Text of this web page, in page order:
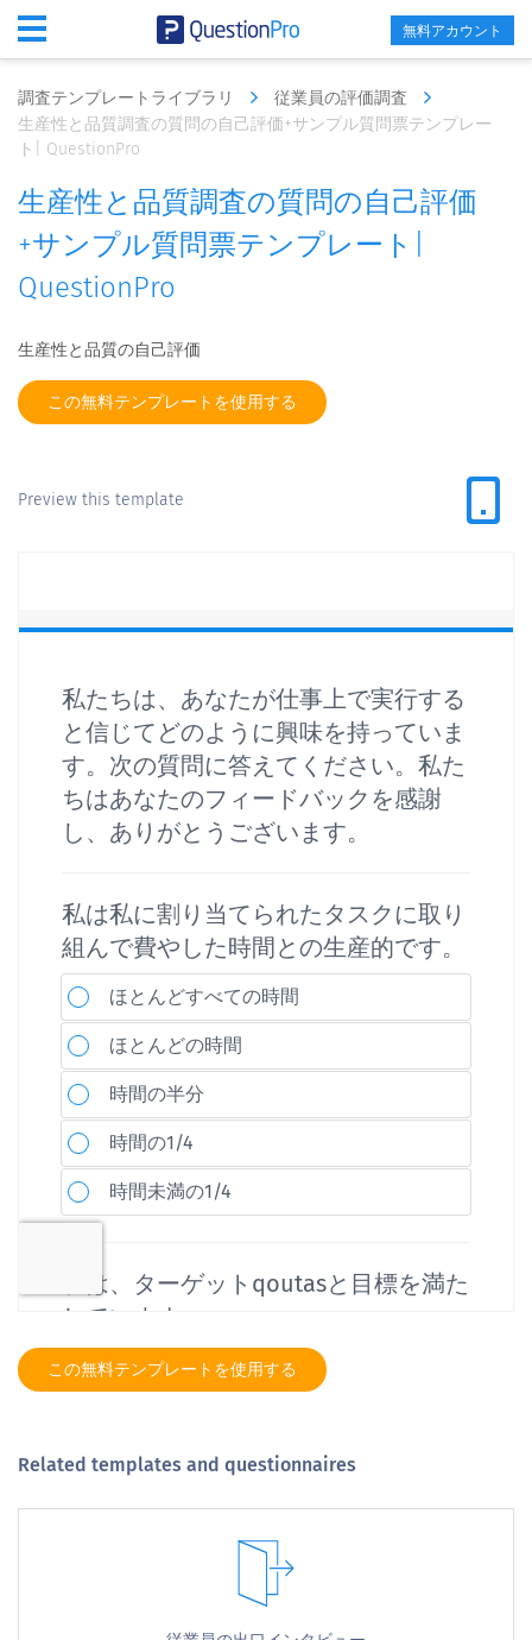
無料アカウント
調査テンプレートライブラリ
従業員の評価調査
生産性と品質調査の質問の自己評価+サンプル質問票テンプレー
ト| QuestionPro
生産性と品質調査の質問の自己評価
+サンプル質問票テンプレート|
QuestionPro
生産性と品質の自己評価
この無料テンプレートを使用する
Preview this template
この無料テンプレートを使用する
Related templates and questionnaires